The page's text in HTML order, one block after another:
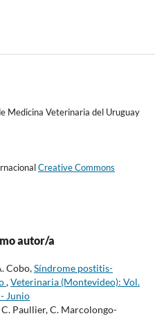
Medicina Veterinaria del Uruguay
Creative Commons
autor/a
Cobo,Síndrome postitis-
,Veterinaria (Montevideo): Vol.
Junio
Paullier, C. Marcolongo-